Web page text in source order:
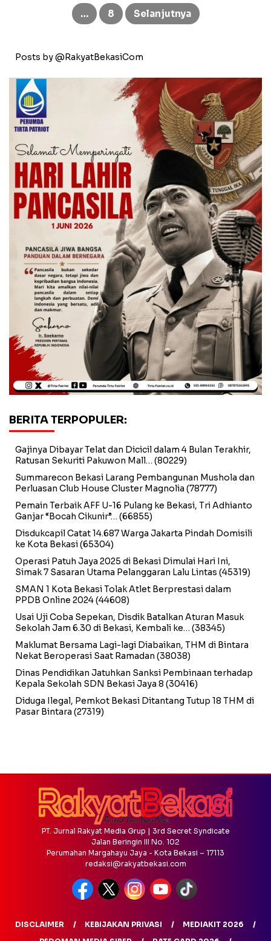
… 8 Selanjutnya
Posts by @RakyatBekasiCom
BERITA TERPOPULER:
Gajinya Dibayar Telat dan Dicicil dalam 4 Bulan Terakhir,
Ratusan Sekuriti Pakuwon Mall… (80229)
Summarecon Bekasi Larang Pembangunan Mushola dan
Perluasan Club House Cluster Magnolia (78777)
Pemain Terbaik AFF U-16 Pulang ke Bekasi, Tri Adhianto
Ganjar “Bocah Cikunir”… (66855)
Disdukcapil Catat 14.687 Warga Jakarta Pindah Domisili
ke Kota Bekasi(65304)
Operasi Patuh Jaya 2025 di Bekasi Dimulai Hari Ini,
Simak 7 Sasaran Utama Pelanggaran Lalu Lintas (45319)
SMAN 1 Kota Bekasi Tolak Atlet Berprestasi dalam
PPDB Online 2024(44608)
Usai Uji Coba Sepekan, Disdik Batalkan Aturan Masuk
Sekolah Jam 6.30 di Bekasi, Kembali ke… (38345)
Maklumat Bersama Lagi-lagi Diabaikan, THM di Bintara
Nekat Beroperasi Saat Ramadan (38038)
Dinas Pendidikan Jatuhkan Sanksi Pembinaan terhadap
Kepala Sekolah SDN Bekasi Jaya 8 (30416)
Diduga Ilegal, Pemkot Bekasi Ditantang Tutup 18 THM di
Pasar Bintara (27319)
PT. Jurnal Rakyat Media Grup | 3rd Secret Syndicate
Jalan Beringin III No. 102
Perumahan Margahayu Jaya - Kota Bekasi – 17113
redaksi@rakyatbekasi.com
DISCLAIMER KEBIJAKAN PRIVASI
MEDIAKIT 2026